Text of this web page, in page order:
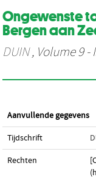
Ongewenste
Bergen aan
DUIN, Volume 9 -
Aanvullende gegevens
Tijdschrift
Rechten